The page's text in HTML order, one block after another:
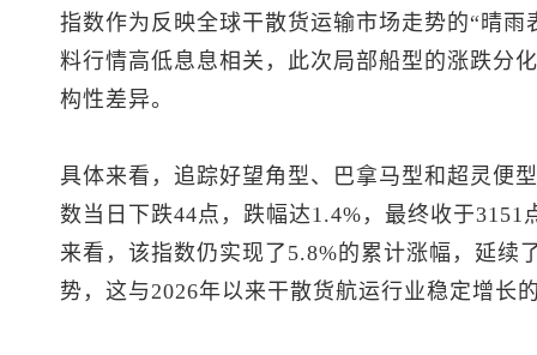
指数作为反映全球干散货运输市场走势的“晴
料行情高低息息相关，此次局部船型的涨跌分
构性差异。
具体来看，追踪好望角型、巴拿马型和超灵便
数当日下跌44点，跌幅达1.4%，最终收于
来看，该指数仍实现了5.8%的累计涨幅，延续
势，这与2026年以来干散货航运行业稳定增长